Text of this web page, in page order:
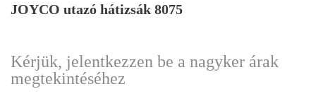
JOYCO utazó hátizsák 8075
Kérjük, jelentkezzen be a nagyker árak
megtekintéséhez